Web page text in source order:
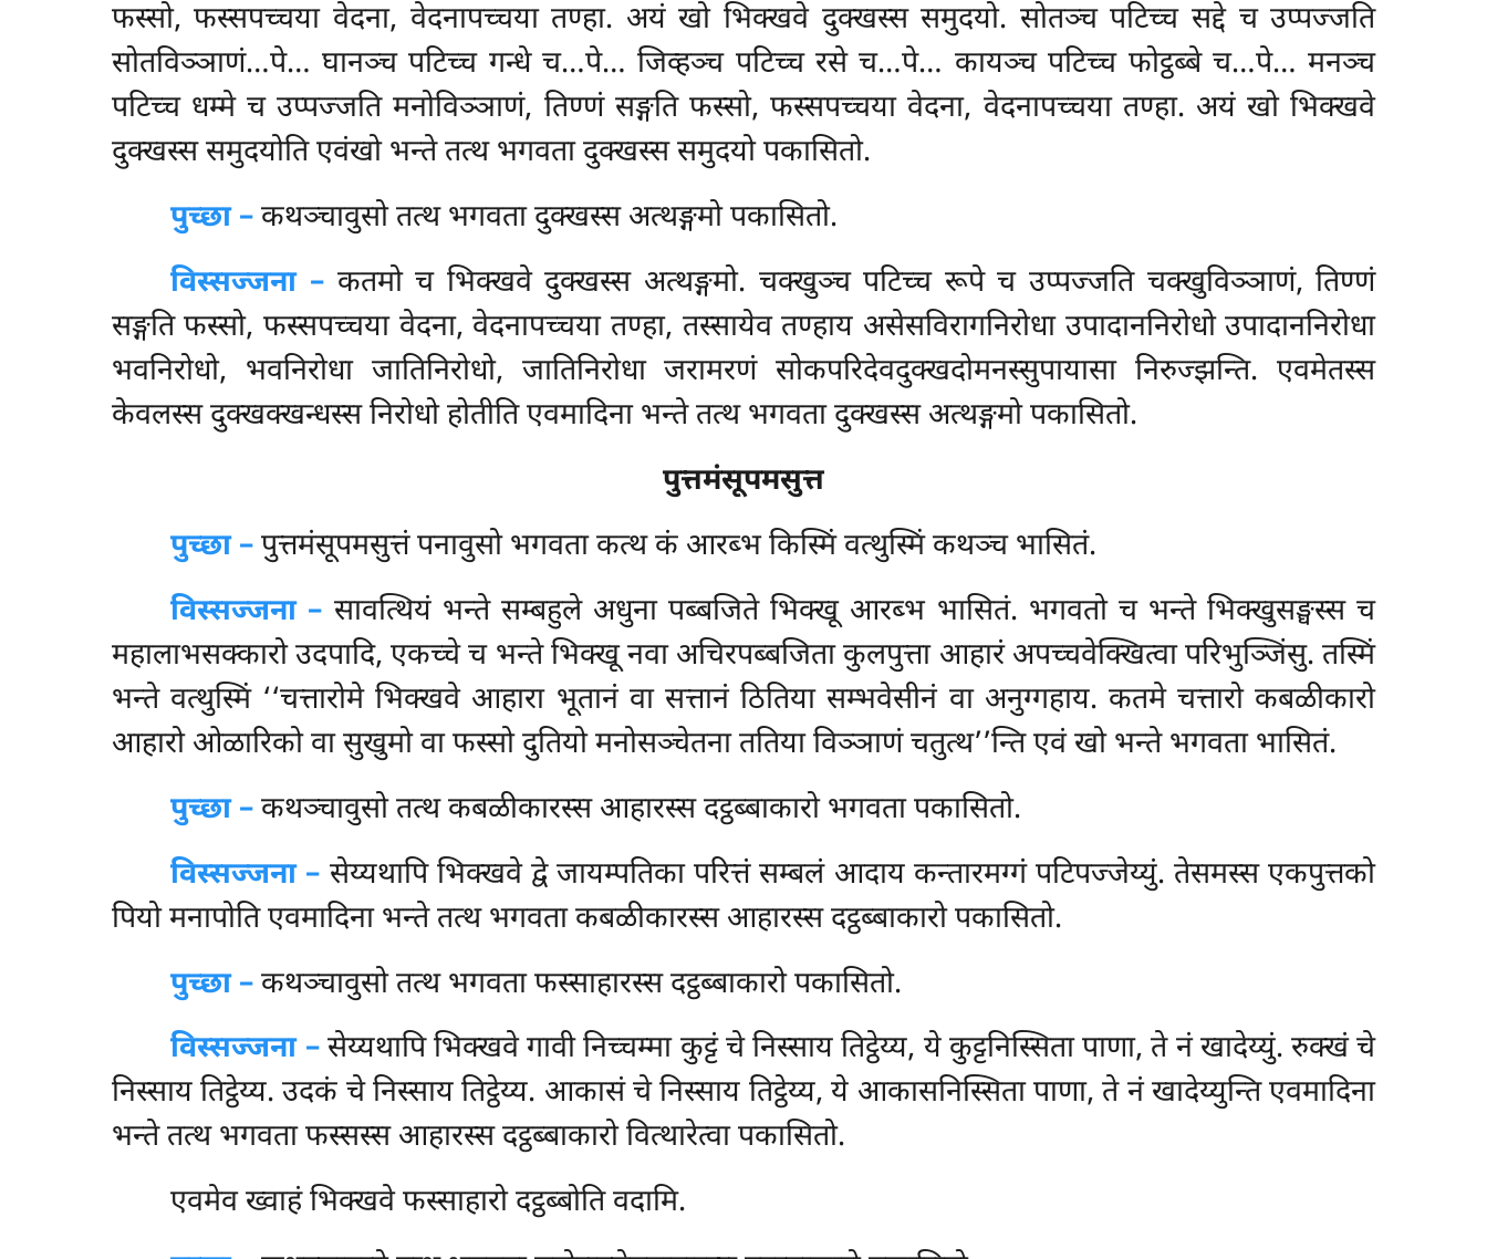
फस्सो, फस्सपच्चया वेदना, वेदनापच्चया तण्हा. अयं खो भिक्खवे दुक्खस्स समुदयो. सोतञ्च पटिच्च सद्दे च उप्पज्जति
सोतविञ्ञाणं…पे… घानञ्च पटिच्च गन्धे च…पे… जिव्हञ्च पटिच्च रसे च…पे… कायञ्च पटिच्च फोट्ठब्बे च…पे… मनञ्च
पटिच्च धम्मे च उप्पज्जति मनोविञ्ञाणं, तिण्णं सङ्गति फस्सो, फस्सपच्चया वेदना, वेदनापच्चया तण्हा. अयं खो भिक्खवे
दुक्खस्स समुदयोति एवंखो भन्ते तत्थ भगवता दुक्खस्स समुदयो पकासितो.
पुच्छा – कथञ्चावुसोतत्थ भगवता दुक्खस्स अत्थङ्गमो पकासितो.
विस्सज्जना –कतमो च भिक्खवे दुक्खस्स अत्थङ्गमो. चक्खुञ्च पटिच्च रूपे च उप्पज्जति चक्खुविञ्ञाणं, तिण्णं
सङ्गति फस्सो, फस्सपच्चया वेदना, वेदनापच्चया तण्हा, तस्सायेव तण्हाय असेसविरागनिरोधा उपादाननिरोधो उपादाननिरोधा
भवनिरोधो, भवनिरोधा जातिनिरोधो, जातिनिरोधा जरामरणं सोकपरिदेवदुक्खदोमनस्सुपायासा निरुज्झन्ति. एवमेतस्स
केवलस्स दुक्खक्खन्धस्स निरोधो होतीति एवमादिना भन्ते तत्थ भगवता दुक्खस्स अत्थङ्गमो पकासितो.
पुत्तमंसूपमसुत्त
पुच्छा – पुत्तमंसूपमसुत्तंपनावुसो भगवता कत्थ कं आरब्भ किस्मिं वत्थुस्मिं कथञ्च भासितं.
विस्सज्जना – सावत्थियं भन्ते सम्बहुले अधुना पब्बजिते भिक्खू आरब्भ भासितं. भगवतो च भन्ते भिक्खुसङ्घस्स च
महालाभसक्कारो उदपादि, एकच्चे च भन्ते भिक्खू नवा अचिरपब्बजिता कुलपुत्ता आहारं अपच्चवेक्खित्वा परिभुञ्जिंसु. तस्मिं
भन्ते वत्थुस्मिं ‘‘चत्तारोमे भिक्खवे आहारा भूतानं वा सत्तानं ठितिया सम्भवेसीनं वा अनुग्गहाय. कतमे चत्तारो कबळीकारो
आहारो ओळारिको वा सुखुमो वा फस्सो दुतियो मनोसञ्चेतना ततिया विञ्ञाणं चतुत्थ’’न्ति एवं खो भन्ते भगवता भासितं.
पुच्छा – कथञ्चावुसोतत्थ कबळीकारस्स आहारस्स दट्ठब्बाकारो भगवता पकासितो.
विस्सज्जना – सेय्यथापि भिक्खवे द्वे जायम्पतिका परित्तं सम्बलं आदाय कन्तारमग्गं पटिपज्जेय्युं. तेसमस्स एकपुत्तको
पियो मनापोति एवमादिना भन्ते तत्थ भगवताकबळीकारस्स आहारस्स दट्ठब्बाकारो पकासितो.
पुच्छा – कथञ्चावुसोतत्थ भगवता फस्साहारस्स दट्ठब्बाकारो पकासितो.
विस्सज्जना –सेय्यथापि भिक्खवे गावी निच्चम्मा कुट्टं चे निस्साय तिट्ठेय्य, ये कुट्टनिस्सिता पाणा, ते नं खादेय्युं. रुक्खं चे
निस्साय तिट्ठेय्य. उदकं चे निस्साय तिट्ठेय्य. आकासं चे निस्साय तिट्ठेय्य, ये आकासनिस्सिता पाणा, ते नं खादेय्युन्ति एवमादिना
भन्ते तत्थ भगवता फस्सस्स आहारस्स दट्ठब्बाकारो वित्थारेत्वा पकासितो.
एवमेवख्वाहं भिक्खवे फस्साहारो दट्ठब्बोति वदामि.